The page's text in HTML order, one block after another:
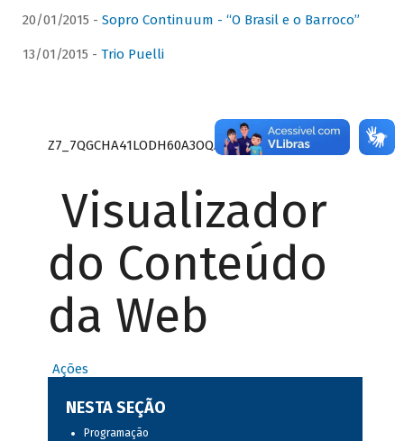
20/01/2015 - Sopro Continuum - “O Brasil e o Barroco”
13/01/2015 - Trio Puelli
Z7_7QGCHA41LODH60A3OQA8RN1415
Visualizador
do Conteúdo
da Web
Ações
NESTA SEÇÃO
Programação